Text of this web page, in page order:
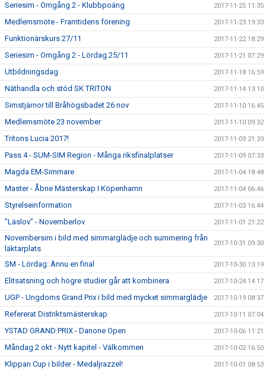
Seriesim - Omgång 2 - Klubbpoäng 2017-11-25 11:35
Medlemsmöte - Framtidens förening 2017-11-23 19:33
Funktionärskurs 27/11 2017-11-22 18:29
Seriesim - Omgång 2 - Lördag 25/11 2017-11-21 07:29
Utbildningsdag 2017-11-18 16:59
Näthandla och stöd SK TRITON 2017-11-14 13:10
Simstjärnor till Bråhögsbadet 26 nov 2017-11-10 16:45
Medlemsmöte 23 november 2017-11-10 09:32
Tritons Lucia 2017! 2017-11-09 21:33
Pass 4 - SUM-SIM Region - Många riksfinalplatser 2017-11-09 07:33
Magda EM-Simmare 2017-11-04 18:48
Master - Åbne Mästerskap I Köpenhamn 2017-11-04 06:46
Styrelseinformation 2017-11-03 16:44
”Läslov” - Novemberlov 2017-11-01 21:22
Novembersim i bild med simmarglädje och summering från
läktarplats
2017-10-31 09:30
SM - Lördag: Ännu en final 2017-10-30 13:19
Elitsatsning och högre studier går att kombinera 2017-10-24 14:17
UGP - Ungdoms Grand Prix i bild med mycket simmarglädje 2017-10-19 08:37
Refererat Distriktsmästerskap 2017-10-11 07:04
YSTAD GRAND PRIX - Danone Open 2017-10-06 11:21
Måndag 2 okt - Nytt kapitel - Välkommen 2017-10-02 16:50
Klippan Cup i bilder - Medaljrazzel! 2017-10-01 08:53